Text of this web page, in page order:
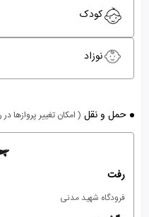
کودک
نوزاد
حمل و نقل ( امکان تغییر پروازها
رفت
فرودگاه شهید مدنی